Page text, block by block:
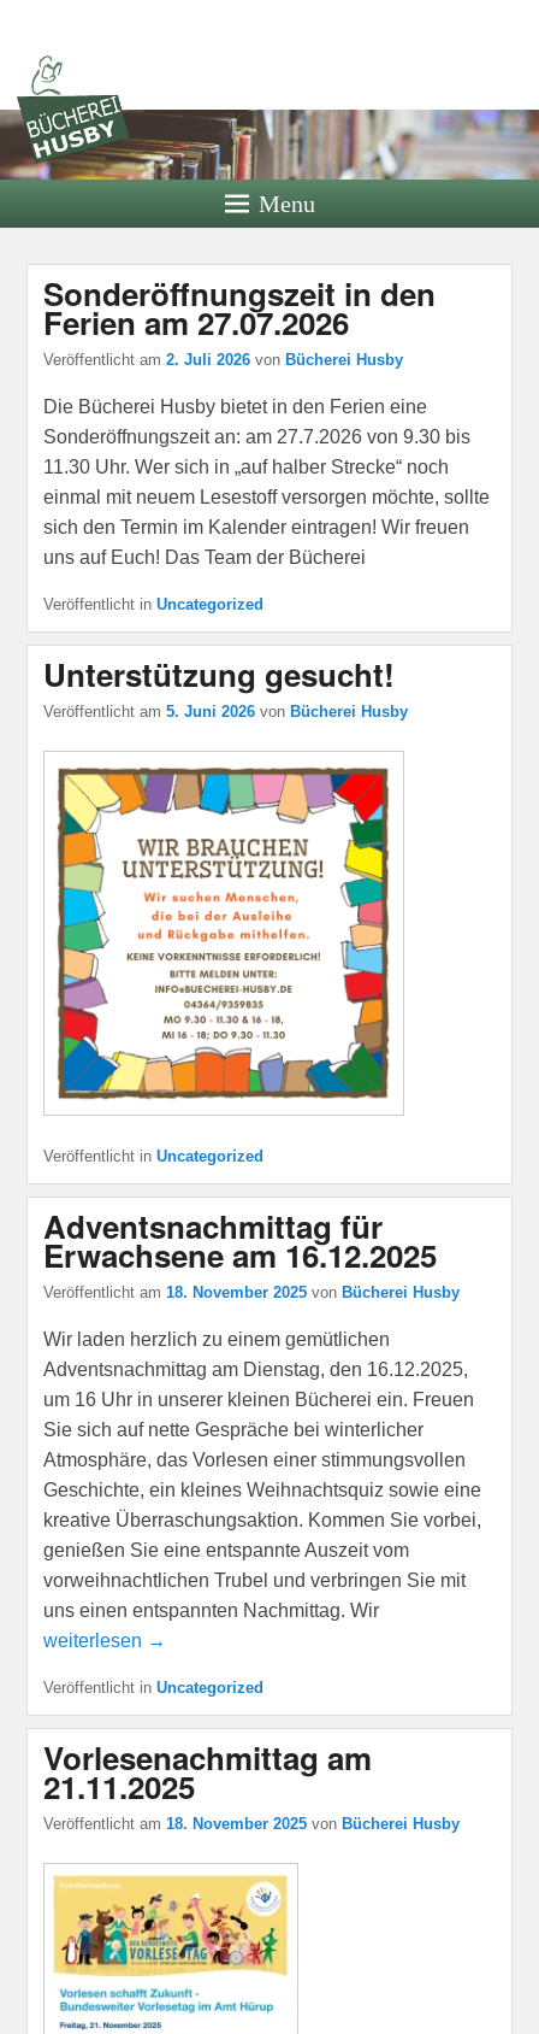
Husby
Bücherei der Bücherei Husby e.V.
Menu
Sonderöffnungszeit in den
Ferien am 27.07.2026
Veröffentlicht am 2. Juli 2026 von Bücherei Husby
Die Bücherei Husby bietet in den Ferien eine
Sonderöffnungszeit an: am 27.7.2026 von 9.30 bis
11.30 Uhr. Wer sich in „auf halber Strecke“ noch
einmal mit neuem Lesestoff versorgen möchte, sollte
sich den Termin im Kalender eintragen! Wir freuen
uns auf Euch! Das Team der Bücherei
Veröffentlicht in Uncategorized
Unterstützung gesucht!
Veröffentlicht am 5. Juni 2026 von Bücherei Husby
Veröffentlicht in Uncategorized
Adventsnachmittag für
Erwachsene am 16.12.2025
Veröffentlicht am 18. November 2025 von Bücherei Husby
Wir laden herzlich zu einem gemütlichen
Adventsnachmittag am Dienstag, den 16.12.2025,
um 16 Uhr in unserer kleinen Bücherei ein. Freuen
Sie sich auf nette Gespräche bei winterlicher
Atmosphäre, das Vorlesen einer stimmungsvollen
Geschichte, ein kleines Weihnachtsquiz sowie eine
kreative Überraschungsaktion. Kommen Sie vorbei,
genießen Sie eine entspannte Auszeit vom
vorweihnachtlichen Trubel und verbringen Sie mit
uns einen entspannten Nachmittag. Wir
weiterlesen →
Veröffentlicht in Uncategorized
Vorlesenachmittag am
21.11.2025
Veröffentlicht am 18. November 2025 von Bücherei Husby